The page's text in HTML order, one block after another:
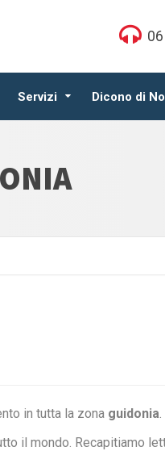
Servizi Dicono di
in tutta la zona guidonia.
il mondo. Recapitiamo